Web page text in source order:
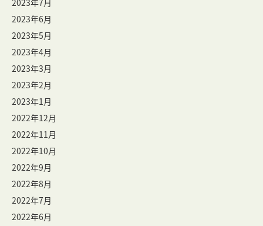
2023年7月
2023年6月
2023年5月
2023年4月
2023年3月
2023年2月
2023年1月
2022年12月
2022年11月
2022年10月
2022年9月
2022年8月
2022年7月
2022年6月